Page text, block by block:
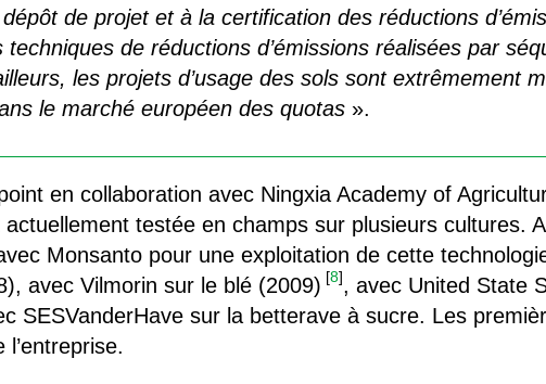
de projet et à la certification des réductions
de réductions d’émissions réalisées par
les projets d’usage des sols sont extrêmement
le marché européen des quotas ».
en collaboration avec Ningxia Academy of
testée en champs sur plusieurs cultures.
Monsanto pour une exploitation de cette
avec Vilmorin sur le blé (2009) [8], avec United State
SESVanderHave sur la betterave à sucre. Les